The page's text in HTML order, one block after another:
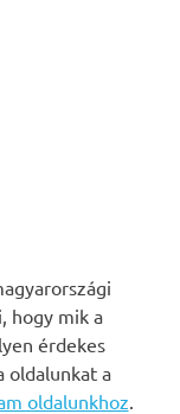
hogy mik a
érdekes
oldalunkat a
oldalunkhoz